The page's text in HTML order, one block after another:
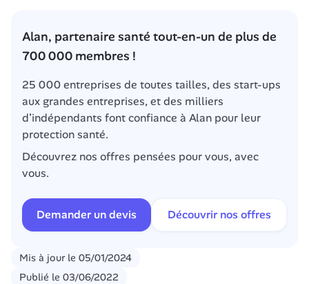
Alan, partenaire santé tout-en-un de plus de
700 000 membres !
25 000 entreprises de toutes tailles, des start-ups
aux grandes entreprises, et des milliers
d’indépendants font confiance à Alan pour leur
protection santé.
Découvrez nos offres pensées pour vous, avec
vous.
Demander un devis Découvrir nos offres
Mis à jour le 05/01/2024
Publié le 03/06/2022